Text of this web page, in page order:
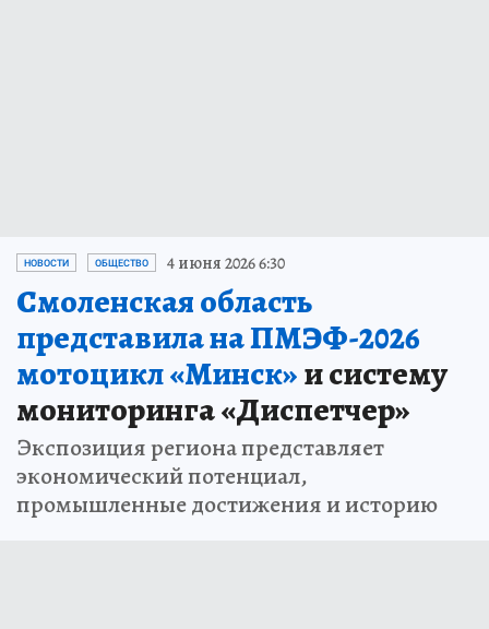
НОВОСТИ ОБЩЕСТВО 4 июня 2026 6:30
Смоленская область
представила на ПМЭФ-2026
мотоцикл «Минск»и систему
мониторинга «Диспетчер»
Экспозиция региона представляет
экономический потенциал,
промышленные достижения и историю